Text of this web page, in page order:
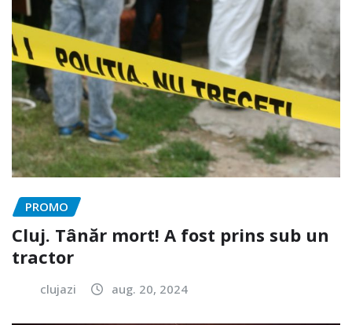
PROMO
Cluj. Tânăr mort! A fost prins sub un
tractor
clujazi aug. 20, 2024